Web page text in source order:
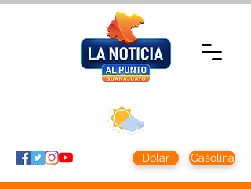
Dolar Gasolina